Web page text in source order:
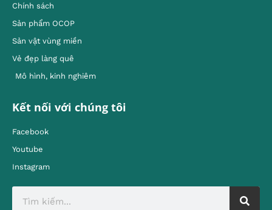
Chính sách
Sản phẩm OCOP
Sản vật vùng miền
Vẻ đẹp làng quê
Mô hình, kinh nghiêm
Kết nối với chúng tôi
Facebook
Youtube
Instagram